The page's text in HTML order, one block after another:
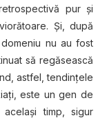
pur şi
Şi, după
nu au fost
să regăsească
astfel, tendinţele
este un gen de
timp, sigur